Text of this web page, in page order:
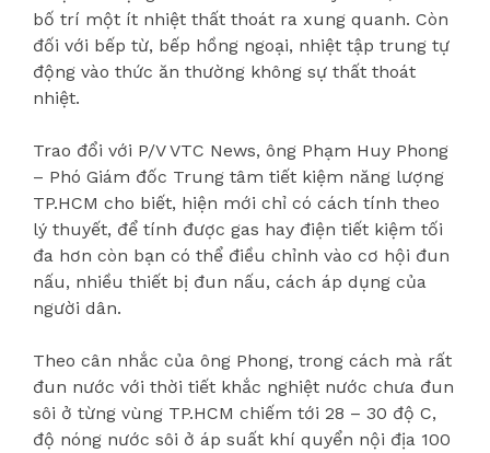
bố trí một ít nhiệt thất thoát ra xung quanh. Còn
đối với bếp từ, bếp hồng ngoại, nhiệt tập trung tự
động vào thức ăn thường không sự thất thoát
nhiệt.
Trao đổi với P/V VTC News, ông Phạm Huy Phong
– Phó Giám đốc Trung tâm tiết kiệm năng lượng
TP.HCM cho biết, hiện mới chỉ có cách tính theo
lý thuyết, để tính được gas hay điện tiết kiệm tối
đa hơn còn bạn có thể điều chỉnh vào cơ hội đun
nấu, nhiều thiết bị đun nấu, cách áp dụng của
người dân.
Theo cân nhắc của ông Phong, trong cách mà rất
đun nước với thời tiết khắc nghiệt nước chưa đun
sôi ở từng vùng TP.HCM chiếm tới 28 – 30 độ C,
độ nóng nước sôi ở áp suất khí quyển nội địa 100